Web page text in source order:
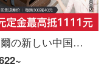
迪美爾の新しい中国式の実木のソファーの近代的な小型の部屋型の客間の冬夏の両は貴妃の客間で簡単に木質のスーツの4人の位+貴妃の畳+茶何を使いますか？